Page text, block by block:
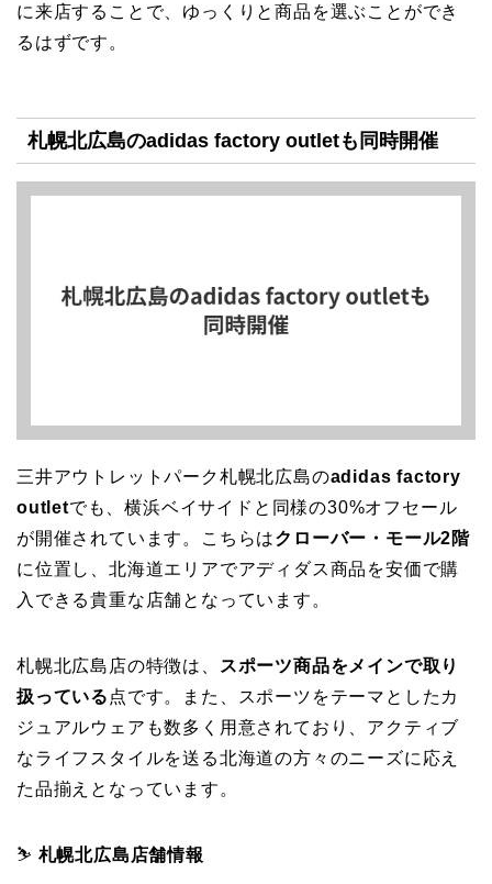
に来店することで、ゆっくりと商品を選ぶことができ
るはずです。
札幌北広島のadidas factory outletも同時開催
三井アウトレットパーク札幌北広島のadidas factory
outletでも、横浜ベイサイドと同様の30%オフセール
が開催されています。こちらはクローバー・モール2階
に位置し、北海道エリアでアディダス商品を安価で購
入できる貴重な店舗となっています。
札幌北広島店の特徴は、
スポーツ商品をメインで取り
扱っている 点です。また、スポーツをテーマとしたカ
ジュアルウェアも数多く用意されており、アクティブ
なライフスタイルを送る北海道の方々のニーズに応え
た品揃えとなっています。
⛷️ 札幌北広島店舗情報